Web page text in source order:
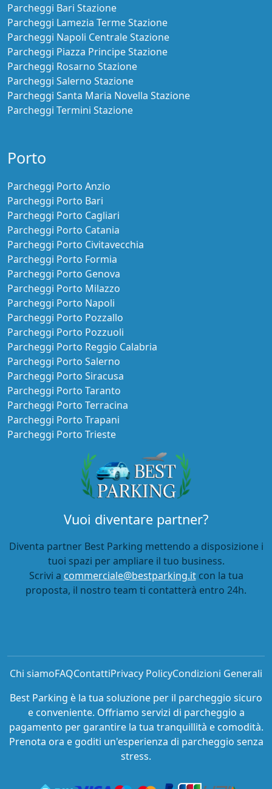
Parcheggi Bari Stazione
Parcheggi Lamezia Terme Stazione
Parcheggi Napoli Centrale Stazione
Parcheggi Piazza Principe Stazione
Parcheggi Rosarno Stazione
Parcheggi Salerno Stazione
Parcheggi Santa Maria Novella Stazione
Parcheggi Termini Stazione
Porto
Parcheggi Porto Anzio
Parcheggi Porto Bari
Parcheggi Porto Cagliari
Parcheggi Porto Catania
Parcheggi Porto Civitavecchia
Parcheggi Porto Formia
Parcheggi Porto Genova
Parcheggi Porto Milazzo
Parcheggi Porto Napoli
Parcheggi Porto Pozzallo
Parcheggi Porto Pozzuoli
Parcheggi Porto Reggio Calabria
Parcheggi Porto Salerno
Parcheggi Porto Siracusa
Parcheggi Porto Taranto
Parcheggi Porto Terracina
Parcheggi Porto Trapani
Parcheggi Porto Trieste
Vuoi diventare partner?
Diventa partner Best Parking mettendo a disposizione i
tuoi spazi per ampliare il tuo business.
Scrivi a commerciale@bestparking.itcon la tua
proposta, il nostro team ti contatterà entro 24h.
Chi siamoFAQContattiPrivacy PolicyCondizioni Generali
Best Parking è la tua soluzione per il parcheggio sicuro
e conveniente. Offriamo servizi di parcheggio a
pagamento per garantire la tua tranquillità e comodità.
Prenota ora e goditi un'esperienza di parcheggio senza
stress.